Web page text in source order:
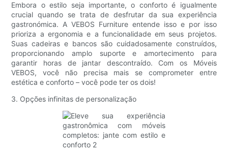
Embora o estilo seja importante, o conforto é igualmente
crucial quando se trata de desfrutar da sua experiência
gastronómica. A VEBOS Furniture entende isso e por isso
prioriza a ergonomia e a funcionalidade em seus projetos.
Suas cadeiras e bancos são cuidadosamente construídos,
proporcionando amplo suporte e amortecimento para
garantir horas de jantar descontraído. Com os Móveis
VEBOS, você não precisa mais se comprometer entre
estética e conforto – você pode ter os dois!
3. Opções infinitas de personalização